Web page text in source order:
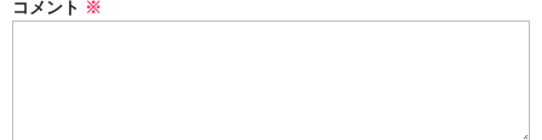
セット
コメント ※